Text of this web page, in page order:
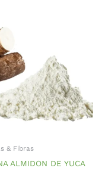
& Fibras
ALMIDON DE YUCA